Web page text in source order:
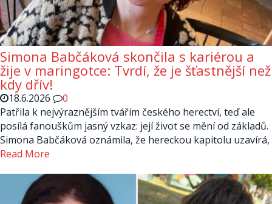
Simona Babčáková skončila s kariérou a
žije v maringotce: Tvrdí, že je šťastnější než
kdy dřív!
18.6.2026
0
Patřila k nejvýraznějším tvářím českého herectví, teď ale
posílá fanouškům jasný vzkaz: její život se mění od základů.
Simona Babčáková oznámila, že hereckou kapitolu uzavírá,
Read More